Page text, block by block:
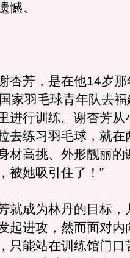
憾。
芳，是在他14岁那
家羽毛球青年队去
进行训练。谢杏芳从
去练习羽毛球，就在
材高挑、外形靓丽的
被她吸引住了！”
成为林丹的目标，
起进攻，然而面对内
只能站在训练馆门口